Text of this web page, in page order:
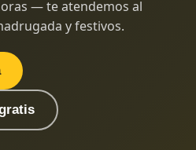
— te atendemos al
y festivos.